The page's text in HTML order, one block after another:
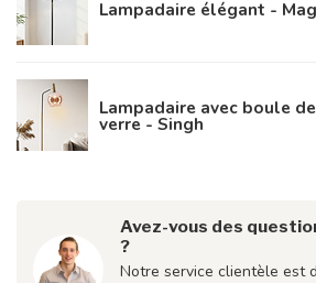
Lampadaire élégant -
Lampadaire avec boule de
verre - Singh
Avez-vous des
?
Notre service clientèle est